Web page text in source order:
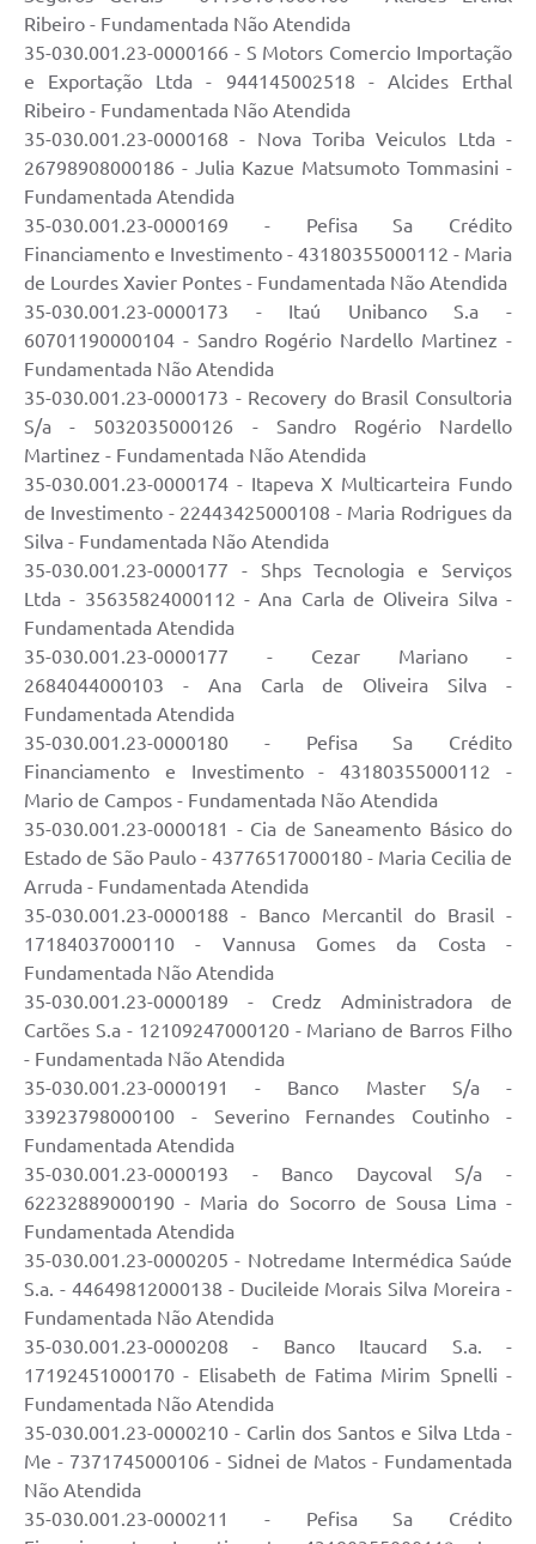
Ribeiro - Fundamentada Não Atendida
35-030.001.23-0000166 - S Motors Comercio Importação
e Exportação Ltda - 944145002518 - Alcides Erthal
Ribeiro - Fundamentada Não Atendida
35-030.001.23-0000168 - Nova Toriba Veiculos Ltda -
26798908000186 - Julia Kazue Matsumoto Tommasini -
Fundamentada Atendida
35-030.001.23-0000169 - Pefisa Sa Crédito
Financiamento e Investimento - 43180355000112 - Maria
de Lourdes Xavier Pontes - Fundamentada Não Atendida
35-030.001.23-0000173 - Itaú Unibanco S.a -
60701190000104 - Sandro Rogério Nardello Martinez -
Fundamentada Não Atendida
35-030.001.23-0000173 - Recovery do Brasil Consultoria
S/a - 5032035000126 - Sandro Rogério Nardello
Martinez - Fundamentada Não Atendida
35-030.001.23-0000174 - Itapeva X Multicarteira Fundo
de Investimento - 22443425000108 - Maria Rodrigues da
Silva - Fundamentada Não Atendida
35-030.001.23-0000177 - Shps Tecnologia e Serviços
Ltda - 35635824000112 - Ana Carla de Oliveira Silva -
Fundamentada Atendida
35-030.001.23-0000177 - Cezar Mariano -
2684044000103 - Ana Carla de Oliveira Silva -
Fundamentada Atendida
35-030.001.23-0000180 - Pefisa Sa Crédito
Financiamento e Investimento - 43180355000112 -
Mario de Campos - Fundamentada Não Atendida
35-030.001.23-0000181 - Cia de Saneamento Básico do
Estado de São Paulo - 43776517000180 - Maria Cecilia de
Arruda - Fundamentada Atendida
35-030.001.23-0000188 - Banco Mercantil do Brasil -
17184037000110 - Vannusa Gomes da Costa -
Fundamentada Não Atendida
35-030.001.23-0000189 - Credz Administradora de
Cartões S.a - 12109247000120 - Mariano de Barros Filho
- Fundamentada Não Atendida
35-030.001.23-0000191 - Banco Master S/a -
33923798000100 - Severino Fernandes Coutinho -
Fundamentada Atendida
35-030.001.23-0000193 - Banco Daycoval S/a -
62232889000190 - Maria do Socorro de Sousa Lima -
Fundamentada Atendida
35-030.001.23-0000205 - Notredame Intermédica Saúde
S.a. - 44649812000138 - Ducileide Morais Silva Moreira -
Fundamentada Não Atendida
35-030.001.23-0000208 - Banco Itaucard S.a. -
17192451000170 - Elisabeth de Fatima Mirim Spnelli -
Fundamentada Não Atendida
35-030.001.23-0000210 - Carlin dos Santos e Silva Ltda -
Me - 7371745000106 - Sidnei de Matos - Fundamentada
Não Atendida
35-030.001.23-0000211 - Pefisa Sa Crédito